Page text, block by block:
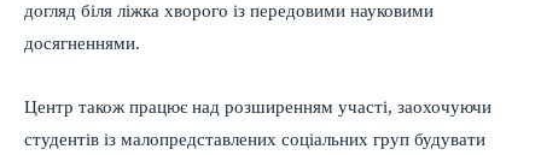
догляд біля ліжка хворого із передовими науковими
досягненнями.
Центр також працює над розширенням участі, заохочуючи
студентів із малопредставлених соціальних груп будувати